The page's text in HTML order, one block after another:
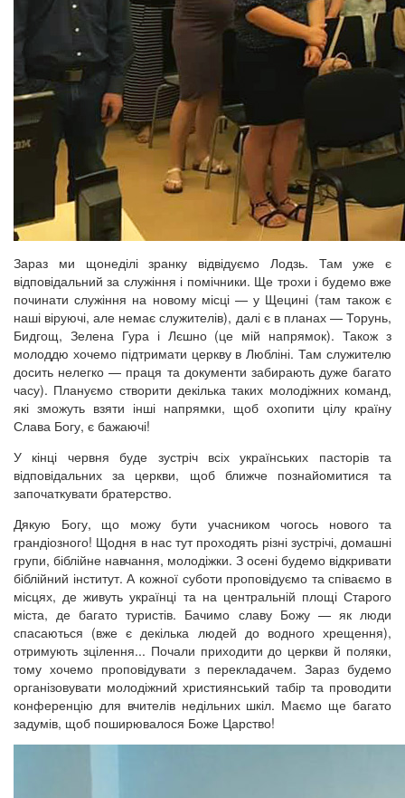
Зараз ми щонеділі зранку відвідуємо Лодзь. Там уже є
відповідальний за служіння і помічники. Ще трохи і будемо вже
починати служіння на новому місці — у Щецині (там також є
наші віруючі, але немає служителів), далі є в планах — Торунь,
Бидгощ, Зелена Гура і Лєшно (це мій напрямок). Також з
молоддю хочемо підтримати церкву в Любліні. Там служителю
досить нелегко — праця та документи забирають дуже багато
часу). Плануємо створити декілька таких молодіжних команд,
які зможуть взяти інші напрямки, щоб охопити цілу країну
Слава Богу, є бажаючі!
У кінці червня буде зустріч всіх українських пасторів та
відповідальних за церкви, щоб ближче познайомитися та
започаткувати братерство.
Дякую Богу, що можу бути учасником чогось нового та
грандіозного! Щодня в нас тут проходять різні зустрічі, домашні
групи, біблійне навчання, молодіжки. З осені будемо відкривати
біблійний інститут. А кожної суботи проповідуємо та співаємо в
місцях, де живуть українці та на центральній площі Старого
міста, де багато туристів. Бачимо славу Божу — як люди
спасаються (вже є декілька людей до водного хрещення),
отримують зцілення... Почали приходити до церкви й поляки,
тому хочемо проповідувати з перекладачем. Зараз будемо
організовувати молодіжний християнський табір та проводити
конференцію для вчителів недільних шкіл. Маємо ще багато
задумів, щоб поширювалося Боже Царство!